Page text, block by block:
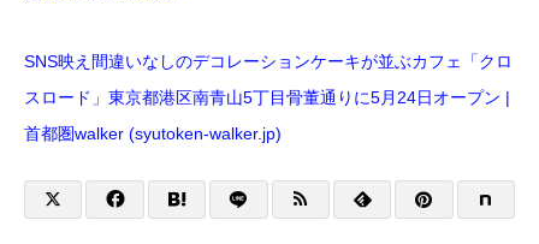
SNS映え間違いなしのデコレーションケーキが並ぶカフェ「クロ
スロード」東京都港区南青山5丁目骨董通りに5月24日オープン |
首都圏walker (syutoken-walker.jp)